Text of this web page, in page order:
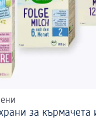
за кърмачета